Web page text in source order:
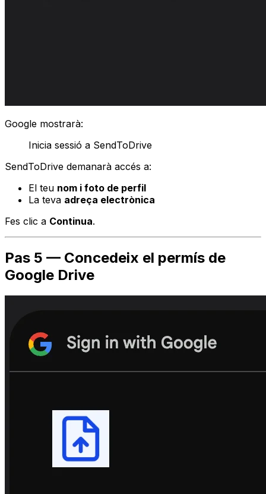
Google mostrarà:
Inicia sessió a SendToDrive
SendToDrive demanarà accés a:
El teu nom i foto de perfil
La teva adreça electrònica
Fes clic a Continua.
Pas 5 — Concedeix el permís de
Google Drive